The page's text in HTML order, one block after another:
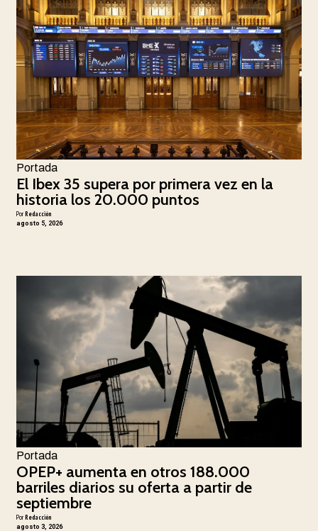
Portada
El Ibex 35 supera por primera vez en la
historia los 20.000 puntos
PorRedacción
agosto 5, 2026
Portada
OPEP+ aumenta en otros 188.000
barriles diarios su oferta a partir de
septiembre
PorRedacción
agosto 3, 2026